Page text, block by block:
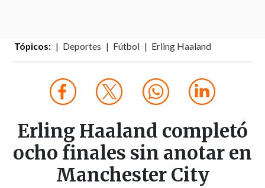
Tópicos: Deportes Fútbol Erling Haaland
Erling Haaland completó
ocho finales sin anotar en
Manchester City